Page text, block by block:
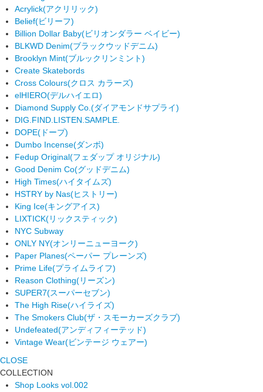
Acrylick(アクリリック)
Belief(ビリーフ)
Billion Dollar Baby(ビリオンダラー ベイビー)
BLKWD Denim(ブラックウッドデニム)
Brooklyn Mint(ブルックリンミント)
Create Skatebords
Cross Colours(クロス カラーズ)
elHIERO(デルハイエロ)
Diamond Supply Co. (ダイアモンドサプライ)
DIG.FIND.LISTEN.SAMPLE.
DOPE(ドープ)
Dumbo Incense(ダンボ)
Fedup Original(フェダップ オリジナル)
Good Denim Co(グッドデニム)
High Times(ハイタイムズ)
HSTRY by Nas(ヒストリー)
King Ice(キングアイス)
LIXTICK(リックスティック)
NYC Subway
ONLY NY(オンリーニューヨーク)
Paper Planes(ペーパー プレーンズ)
Prime Life(プライムライフ)
Reason Clothing(リーズン)
SUPER7(スーパーセブン)
The High Rise(ハイライズ)
The Smokers Club(ザ・スモーカーズクラブ)
Undefeated(アンディフィーテッド)
Vintage Wear(ビンテージ ウェアー)
CLOSE
COLLECTION
Shop Looks vol.002